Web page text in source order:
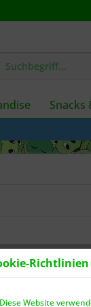
Snacks
Richtlinien
Diese Website